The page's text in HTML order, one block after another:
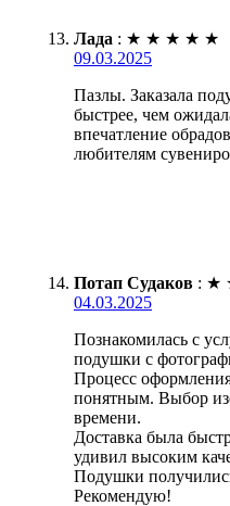
Лада : ★ ★ ★ ★ ★
09.03.2025
Пазлы. Заказала
быстрее, чем
впечатление
любителям
Потап Судаков : ★
04.03.2025
Познакомилась с
подушки с
Процесс
понятным. Выбор
времени.
Доставка была
удивил высоким
Подушки
Рекомендую!